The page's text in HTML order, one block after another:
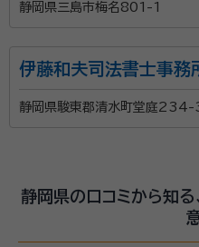
静岡県三島市梅名801-1
伊藤和夫司法書士事務
静岡県駿東郡清水町堂庭234-
静岡県の口コミから知る